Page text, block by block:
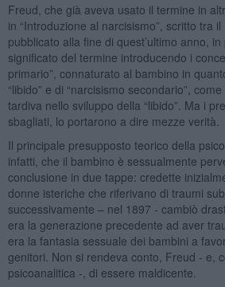
Freud, che già aveva usato il termine in
in “Introduzione al narcisismo”, scritto tra
pubblicato alla fine di quest’ultimo anno,
significato del termine introducendo i
primario”, connaturato al bambino in
“libido” e di “narcisismo secondario”,
tardiva nello sviluppo della “libido”. Ma i
sbagliati, lo portarono a dire mezze verità.
Il principale presupposto teorico della
infatti, che il bambino è sessualmente
conclusione in due tappe: credette
donne isteriche che riferivano di traumi
successivamente – nel 1897 - cambiò
era la generazione precedente ad aver
era la fantasia sessuale dei bambini a
genitori. Non si rendeva conto, Freud - e,
psicoanalitica -, di essere maldicente.